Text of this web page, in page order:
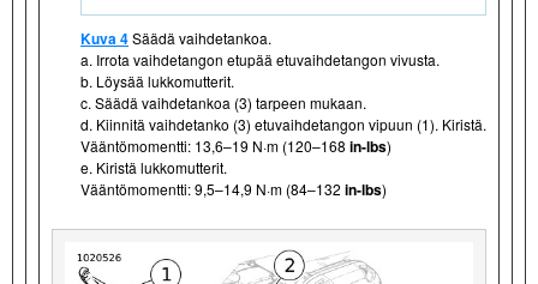
Kuva 4Säädä vaihdetankoa.
a. Irrota vaihdetangon etupää etuvaihdetangon vivusta.
b. Löysää lukkomutterit.
c. Säädä vaihdetankoa (3) tarpeen mukaan.
d. Kiinnitä vaihdetanko (3) etuvaihdetangon vipuun (1). Kiristä.
Vääntömomentti: 13,6–19 N·m (120–168 in-lbs)
e. Kiristä lukkomutterit.
Vääntömomentti: 9,5–14,9 N·m (84–132 in-lbs)